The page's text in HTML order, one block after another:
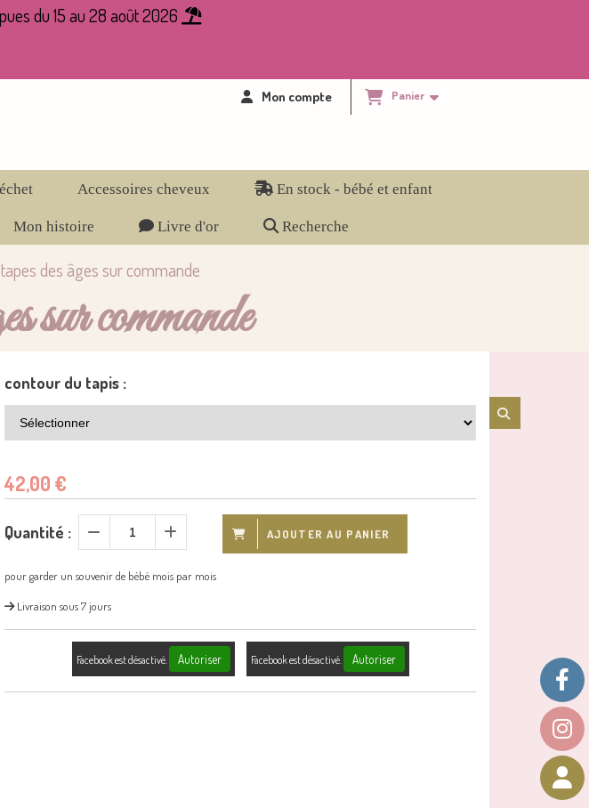
du 15 au 28 août 2026 
Mon compte Panier
Accessoires cheveux En stock - bébé et enfant
Mon histoire Livre d'or Recherche
des âges sur commande
sur commande
contour du tapis :
42,00 €
Quantité : AJOUTER AU PANIER
pour garder un souvenir de bébé mois par mois
Livraison sous 7 jours
Facebook est désactivé. Autoriser Facebook est désactivé. Autoriser